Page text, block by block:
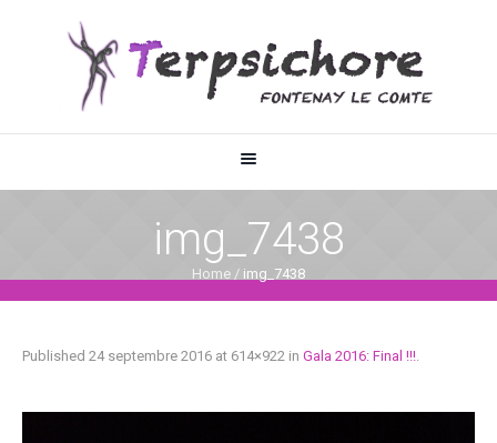
img_7438
Home / img_7438
Published 24 septembre 2016 at 614×922 in Gala 2016: Final !!!.